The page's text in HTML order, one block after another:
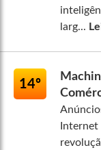
larg...
14º
Internet